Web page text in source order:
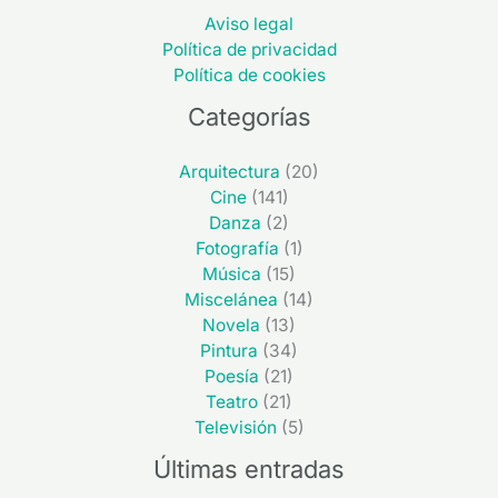
Aviso legal
Política de privacidad
Política de cookies
Categorías
Arquitectura (20)
Cine(141)
Danza (2)
Fotografía (1)
Música (15)
Miscelánea (14)
Novela (13)
Pintura (34)
Poesía (21)
Teatro (21)
Televisión (5)
Últimas entradas